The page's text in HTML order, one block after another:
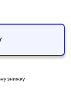
знижку